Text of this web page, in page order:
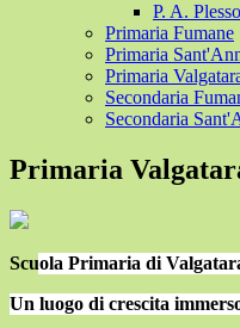
P. A.
Primaria Fumane
Primaria
Primaria
Secondaria
Secondaria
Primaria
Scuola Primaria di
Un luogo di crescita